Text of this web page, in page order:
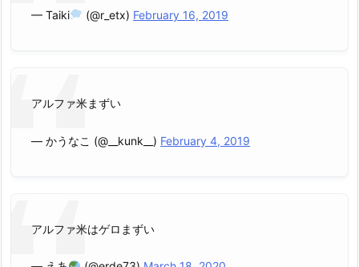
— Taiki (@r_etx) February 16, 2019
アルファ米まずい
— かうなこ (@__kunk__) February 4, 2019
アルファ米はゲロまずい